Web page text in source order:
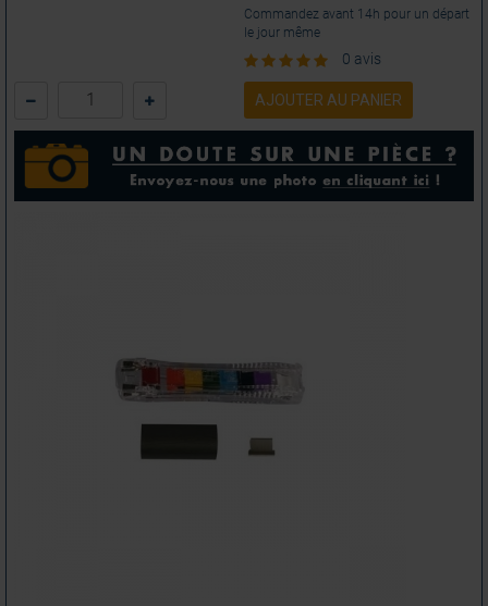
Commandez avant 14h pour un départ
le jour même
0 avis
AJOUTER AU PANIER